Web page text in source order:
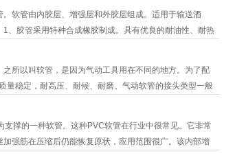
软管由内胶层、增强层和外胶层组成。适用于输送酒
管采用特种合成橡胶制成。具有优良的耐油性、耐热
连接紧密，使用柔软，受压变形小。 4、橡胶软管具
所以叫软管，是因为气动工具用在不同的地方。为了配
量稳定，耐高压、耐候、耐磨。气动软管的接头类型一般
撑的一种软管。这种PVC软管在行业中很常见。它非常
强筋在压缩后仍能恢复原状，应用范围很广。该内部增
有凹凸，所以与PU钢丝软管相比，PVC钢丝增强软管能